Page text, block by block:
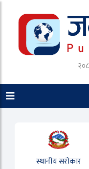
स्थानीय सरोकार